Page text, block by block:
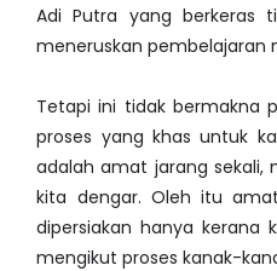
Adi Putra yang berkeras
meneruskan pembelajaran
Tetapi ini tidak bermakna
proses yang khas untuk
adalah amat jarang sekali,
kita dengar. Oleh itu
dipersiakan hanya kerana
mengikut proses kanak-